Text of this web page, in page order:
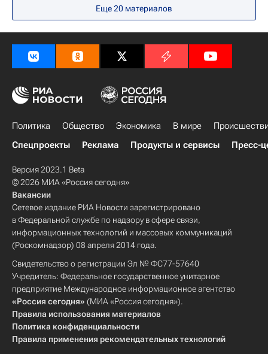
Еще 20 материалов
Политика Общество Экономика В мире
Спецпроекты
Реклама Продукты и сервисы Пресс-
Версия 2023.1 Beta
© 2026 МИА «Россия сегодня»
Вакансии
Сетевое издание РИА Новости зарегистрировано
в Федеральной службе по надзору в сфере связи,
информационных технологий и массовых коммуникаций
(Роскомнадзор) 08 апреля 2014 года.
Свидетельство о регистрации Эл № ФС77-57640
Учредитель: Федеральное государственное унитарное
предприятие Международное информационное агентство
«Россия сегодня» (МИА «Россия сегодня»).
Правила использования материалов
Политика конфиденциальности
Правила применения рекомендательных технологий